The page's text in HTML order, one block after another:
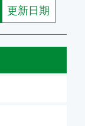
更新日期